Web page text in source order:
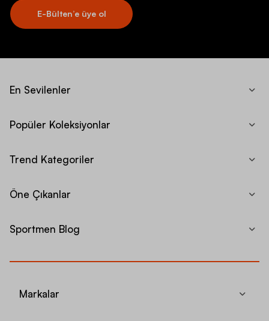
E-Bülten’e üye ol
En Sevilenler
Popüler Koleksiyonlar
Trend Kategoriler
Öne Çıkanlar
Sportmen Blog
Markalar